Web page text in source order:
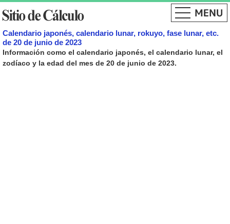
Calendario japonés, calendario lunar, rokuyo, fase lunar, etc.
de 20 de junio de 2023
Información como el calendario japonés, el calendario lunar, el
zodíaco y la edad del mes de 20 de junio de 2023.